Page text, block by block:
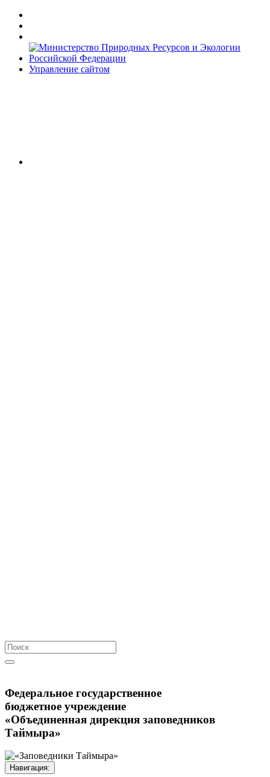
Управление сайтом
Федеральное государственное
бюджетное учреждение
«Объединенная дирекция заповедников
Таймыра»
Навигация: